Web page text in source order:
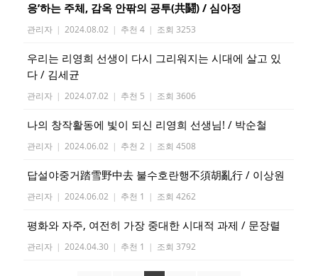
응’하는 주체, 감옥 안팎의 공투(共鬪) / 심아정
관리자 | 2024.08.02 | 추천 4 | 조회 3253
우리는 리영희 선생이 다시 그리워지는 시대에 살고 있
다 / 김세균
관리자 | 2024.07.02 | 추천 5 | 조회 3606
나의 창작활동에 빛이 되신 리영희 선생님! / 박순철
관리자 | 2024.06.02 | 추천 2 | 조회 4508
답설야중거踏雪野中去 불수호란행不須胡亂行 / 이상원
관리자 | 2024.06.02 | 추천 1 | 조회 4262
평화와 자주, 여전히 가장 중대한 시대적 과제 / 문장렬
관리자 | 2024.04.30 | 추천 1 | 조회 3792